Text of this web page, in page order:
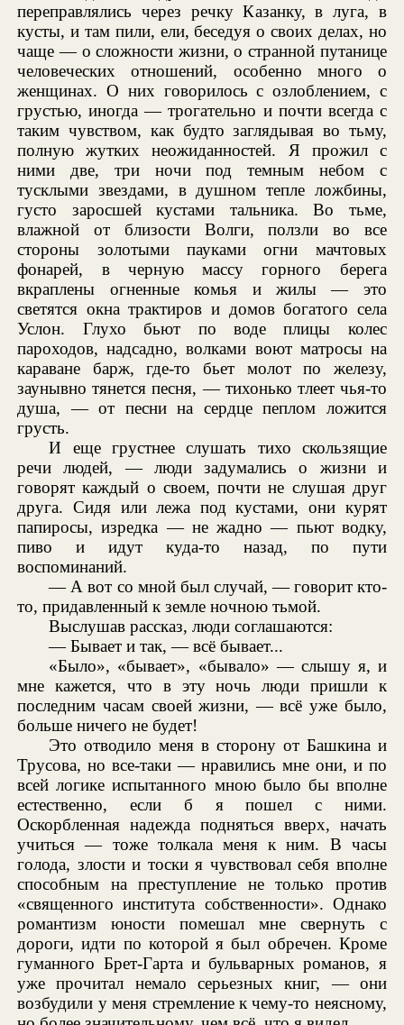
переправлялись через речку Казанку, в луга, в
кусты, и там пили, ели, беседуя о своих делах, но
чаще — о сложности жизни, о странной путанице
человеческих отношений, особенно много о
женщинах. О них говорилось с озлоблением, с
грустью, иногда — трогательно и почти всегда с
таким чувством, как будто заглядывая во тьму,
полную жутких неожиданностей. Я прожил с
ними две, три ночи под темным небом с
тусклыми звездами, в душном тепле ложбины,
густо заросшей кустами тальника. Во тьме,
влажной от близости Волги, ползли во все
стороны золотыми пауками огни мачтовых
фонарей, в черную массу горного берега
вкраплены огненные комья и жилы — это
светятся окна трактиров и домов богатого села
Услон. Глухо бьют по воде плицы колес
пароходов, надсадно, волками воют матросы на
караване барж, где-то бьет молот по железу,
заунывно тянется песня, — тихонько тлеет чья-то
душа, — от песни на сердце пеплом ложится
грусть.
И еще грустнее слушать тихо скользящие
речи людей, — люди задумались о жизни и
говорят каждый о своем, почти не слушая друг
друга. Сидя или лежа под кустами, они курят
папиросы, изредка — не жадно — пьют водку,
пиво и идут куда-то назад, по пути
воспоминаний.
— А вот со мной был случай, — говорит кто-
то, придавленный к земле ночною тьмой.
Выслушав рассказ, люди соглашаются:
— Бывает и так, — всё бывает...
«Было», «бывает», «бывало» — слышу я, и
мне кажется, что в эту ночь люди пришли к
последним часам своей жизни, — всё уже было,
больше ничего не будет!
Это отводило меня в сторону от Башкина и
Трусова, но все-таки — нравились мне они, и по
всей логике испытанного мною было бы вполне
естественно, если б я пошел с ними.
Оскорбленная надежда подняться вверх, начать
учиться — тоже толкала меня к ним. В часы
голода, злости и тоски я чувствовал себя вполне
способным на преступление не только против
«священного института собственности». Однако
романтизм юности помешал мне свернуть с
дороги, идти по которой я был обречен. Кроме
гуманного Брет-Гарта и бульварных романов, я
уже прочитал немало серьезных книг, — они
возбудили у меня стремление к чему-то неясному,